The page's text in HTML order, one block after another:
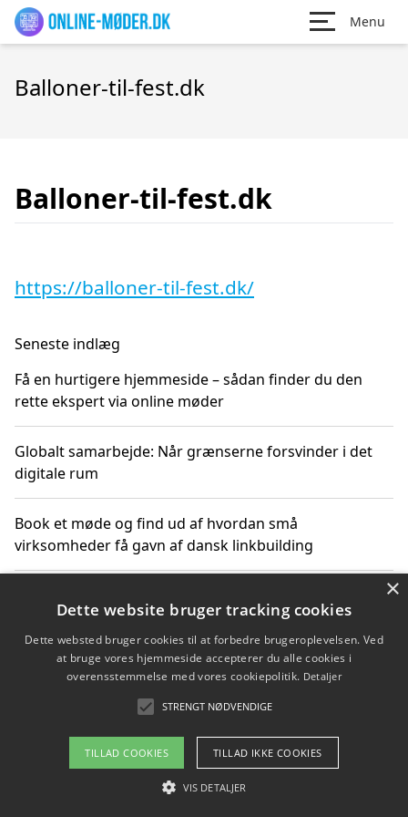
Menu
Balloner-til-fest.dk
Balloner-til-fest.dk
https://balloner-til-fest.dk/
Seneste indlæg
Få en hurtigere hjemmeside – sådan finder du den
rette ekspert via online møder
Globalt samarbejde: Når grænserne forsvinder i det
digitale rum
Book et møde og find ud af hvordan små
virksomheder få gavn af dansk linkbuilding
får du indgår et samarbejde
Hold et møde med en WordPress ekspert og vælg den
mest professionelle til at vedligeholde din løsning
Copyright 2026 - Pilanto Aps
Om / kontakt
×
Dette website bruger tracking cookies
Dette websted bruger cookies til at forbedre brugeroplevelsen. Ved
at bruge vores hjemmeside accepterer du alle cookies i
overensstemmelse med vores cookiepolitik. Detaljer
STRENGT NØDVENDIGE
TILLAD COOKIES TILLAD IKKE COOKIES
VIS DETALJER